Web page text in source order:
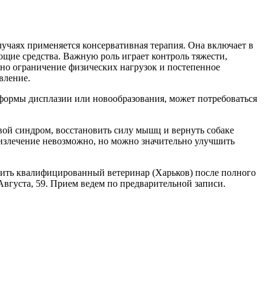
применяется консервативная терапия. Она включает в
средства. Важную роль играет контроль тяжести,
ограничение физических нагрузок и постепенное
дисплазии или новообразования, может потребоваться
синдром, восстановить силу мышц и вернуть собаке
невозможно, но можно значительно улучшить
квалифицированный ветеринар (Харьков) после полного
59. Прием ведем по предварительной записи.